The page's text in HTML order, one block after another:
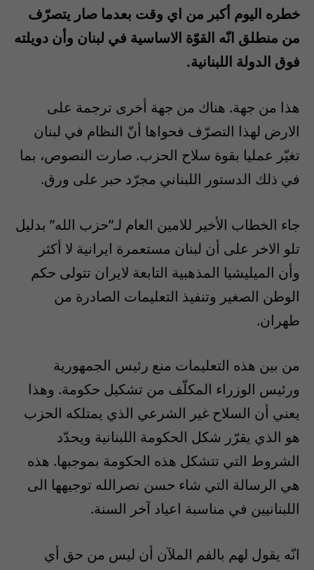
خطره اليوم أكبر من اي وقت بعدما صار يتصرّف
من منطلق انّه القوّة الاساسية في لبنان وأن دويلته
فوق الدولة اللبنانية.
هذا من جهة. هناك من جهة أخرى ترجمة على
الارض لهذا التصرّف فحواها أنّ النظام في لبنان
تغيّر عمليا بقوة سلاح الحزب. صارت النصوص، بما
في ذلك الدستور اللبناني مجرّد حبر على ورق.
جاء الخطاب الأخير للامين العام لـ”حزب الله” بدليل
تلو الاخر على أن لبنان مستعمرة ايرانية لا أكثر
وأن الميليشيا المذهبية التابعة لايران تتولى حكم
الوطن الصغير وتنفيذ التعليمات الصادرة من
طهران.
من بين هذه التعليمات منع رئيس الجمهورية
ورئيس الوزراء المكلّف من تشكيل حكومة. وهذا
يعني أن السلاح غير الشرعي الذي يمتلكه الحزب
هو الذي يقرّر شكل الحكومة اللبنانية ويحدّد
الشروط التي تتشكل هذه الحكومة بموجبها. هذه
هي الرسالة التي شاء حسن نصرالله توجيهها الى
اللبنانيين في مناسبة اعياد آخر السنة.
انّه يقول لهم بالفم الملآن أن ليس من حق أي